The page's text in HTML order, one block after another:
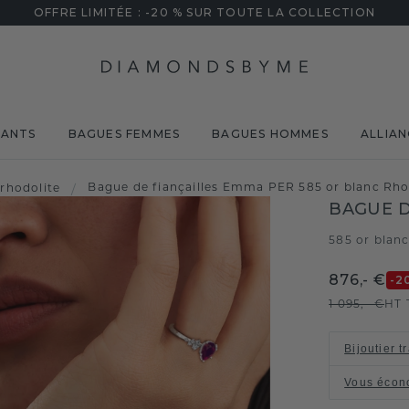
OFFRE LIMITÉE : -20 % SUR TOUTE LA COLLECTION
BAGUES FEMMES BAGUES HOMMES
rhodolite / Bague de fiançailles Emma PER 585 or blanc
BAGUE
585 or blanc
876,- € -
1 095,- €HT
Bijoutier
Vous